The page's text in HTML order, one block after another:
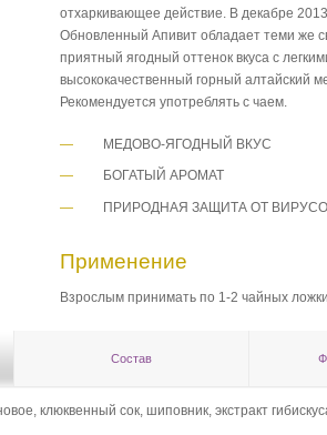
отхаркивающее действие. В декабре
Обновленный Апивит обладает теми же
приятный ягодный оттенок вкуса с
высококачественный горный алтайский
Рекомендуется употреблять с чаем.
МЕДОВО-ЯГОДНЫЙ ВКУС
БОГАТЫЙ АРОМАТ
ПРИРОДНАЯ ЗАЩИТА ОТ
Применение
Взрослым принимать по 1-2 чайных
Состав
клюквенный сок, шиповник, экстракт